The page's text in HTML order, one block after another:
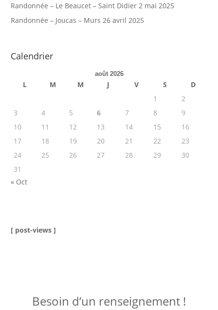
Randonnée – Le Beaucet – Saint Didier 2 mai 2025
Randonnée – Joucas – Murs 26 avril 2025
Calendrier
août 2026
L M M J V S
D
1
2
3
4 5 6 7 8
9
10
11 12 13 14 15
16
17
18 19 20 21 22
23
24
25 26 27 28 29
30
31
« Oct
[ post-views ]
Besoin d’un renseignement !